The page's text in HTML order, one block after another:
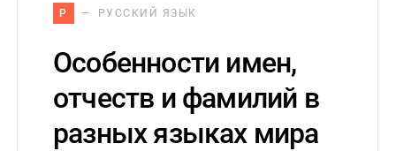
Р РУССКИЙ ЯЗЫК
Особенности имен,
отчеств и фамилий в
разных языках мира